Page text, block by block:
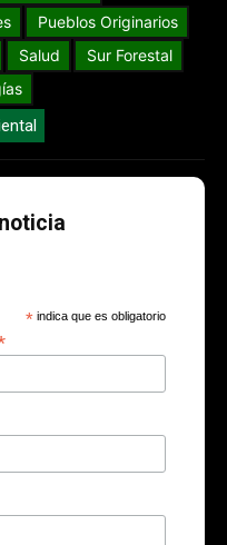
Pueblos Originarios
Salud
Sur Forestal
* indica que es obligatorio